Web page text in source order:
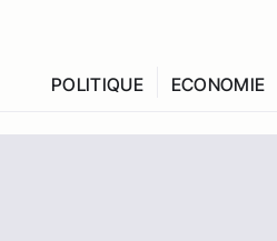
POLITIQUE ECONOMIE